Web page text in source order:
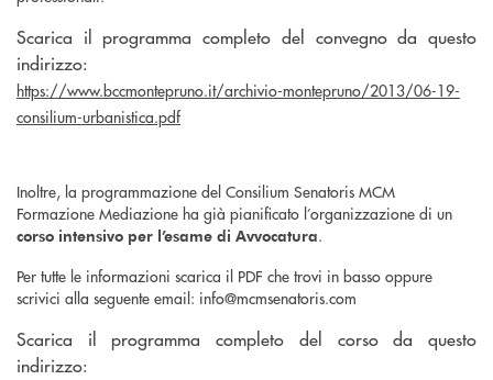
Scarica il programma completo del convegno da questo
indirizzo:
https://www.bccmontepruno.it/archivio-montepruno/2013/06-19-
consilium-urbanistica.pdf
Inoltre, la programmazione del Consilium Senatoris MCM
Formazione Mediazione ha già pianificato l’organizzazione di un
corso intensivo per l’esame di Avvocatura.
Per tutte le informazioni scarica il PDF che trovi in basso oppure
scrivici alla seguente email: info@mcmsenatoris.com
Scarica il programma completo del corso da questo
indirizzo: